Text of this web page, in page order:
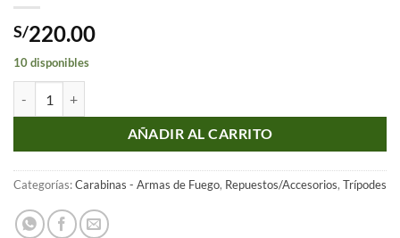
S/220.00
10 disponibles
AÑADIR AL CARRITO
Categorías:Carabinas - Armas de Fuego, Repuestos/Accesorios, Trípodes